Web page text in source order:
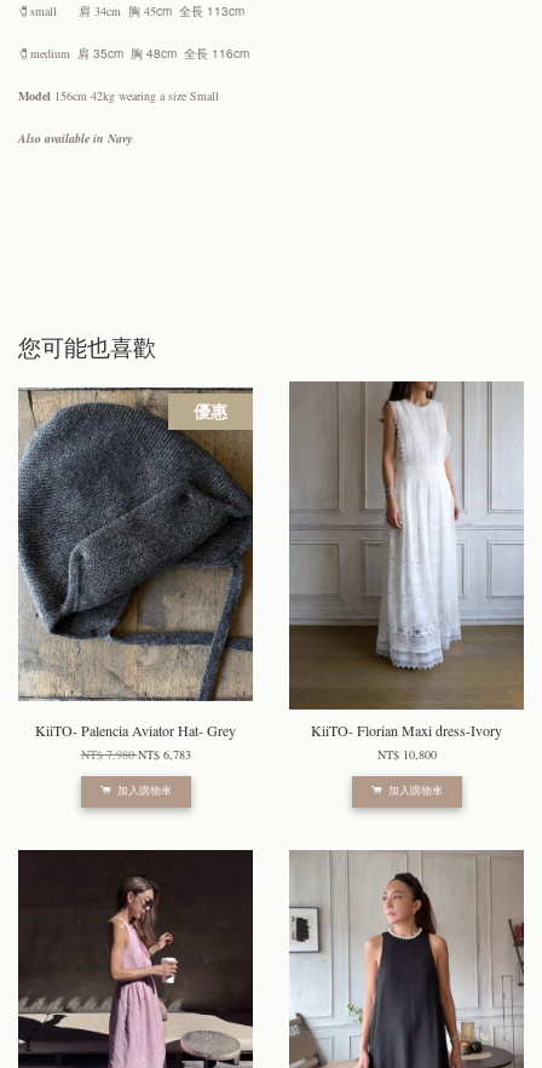
🧷 small 肩 34cm 胸 45cm 全長 113cm
🧷 medium 肩 35cm 胸 48cm 全長 116cm
Model 156cm 42kg wearing a size Small
Also available in Navy
您可能也喜歡
優惠
KiiTO- Palencia Aviator Hat- Grey
NT$ 7,980NT$ 6,783
加入購物車
KiiTO- Florian Maxi dress-Ivory
NT$ 10,800
加入購物車